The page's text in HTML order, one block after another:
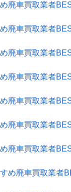
廃車買取業者
廃車買取業者
廃車買取業者
廃車買取業者
廃車買取業者
廃車買取業者
廃車買取業者
め廃車買取業者